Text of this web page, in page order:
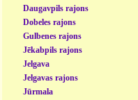
Daugavpils rajons
Dobeles rajons
Gulbenes rajons
Jēkabpils rajons
Jelgava
Jelgavas rajons
Jūrmala